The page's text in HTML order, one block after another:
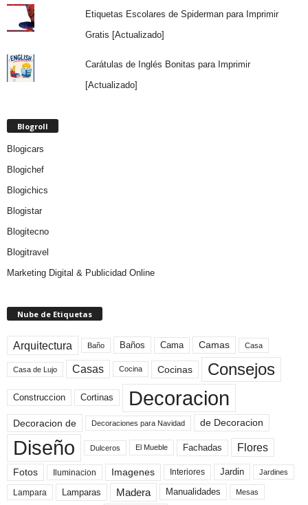
Etiquetas Escolares de Spiderman para Imprimir
Gratis [Actualizado]
Carátulas de Inglés Bonitas para Imprimir
[Actualizado]
Blogroll
Blogicars
Blogichef
Blogichics
Blogistar
Blogitecno
Blogitravel
Marketing Digital & Publicidad Online
Nube de Etiquetas
Arquitectura Baño Baños Cama Camas Casa
Casa de Lujo Casas Cocina Cocinas Consejos
Construccion Cortinas Decoracion
Decoracion de Decoraciones para Navidad de Decoracion
Diseño Dulceros El Mueble Fachadas Flores
Fotos Iluminacion Imagenes Interiores Jardin Jardines
Lampara Lamparas Madera Manualidades Mesas